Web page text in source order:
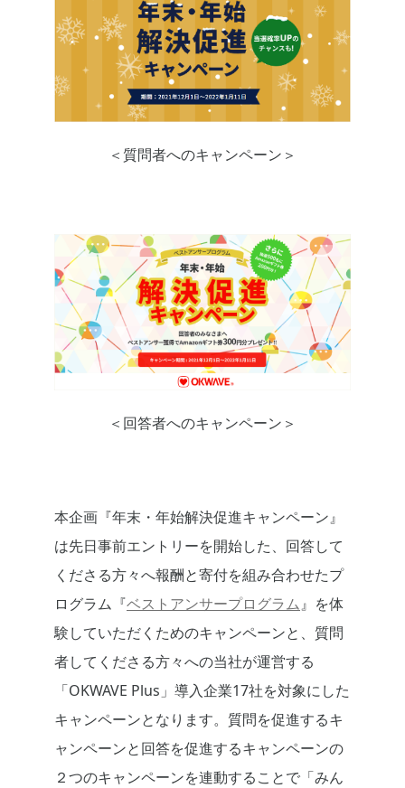
＜質問者へのキャンペーン＞
＜回答者へのキャンペーン＞
本企画『年末・年始解決促進キャンペーン』
は先日事前エントリーを開始した、回答して
くださる方々へ報酬と寄付を組み合わせたプ
ログラム『ベストアンサープログラム』を体
験していただくためのキャンペーンと、質問
者してくださる方々への当社が運営する
「OKWAVE Plus」導入企業17社を対象にした
キャンペーンとなります。質問を促進するキ
ャンペーンと回答を促進するキャンペーンの
２つのキャンペーンを連動することで「みん